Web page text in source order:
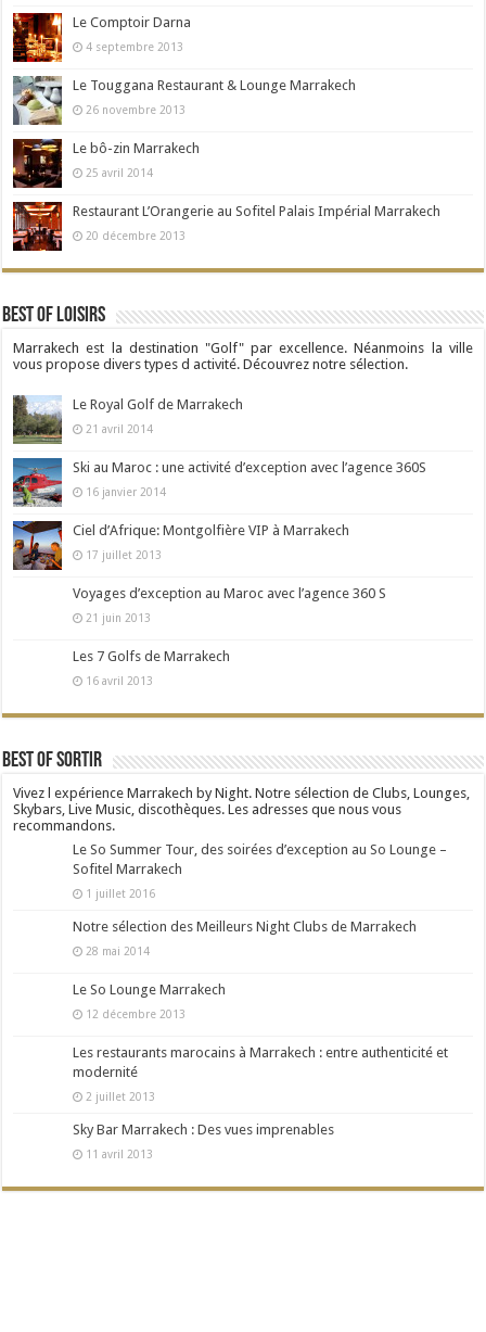
Le Comptoir Darna
4 septembre 2013
Le Touggana Restaurant & Lounge Marrakech
26 novembre 2013
Le bô-zin Marrakech
25 avril 2014
Restaurant L’Orangerie au Sofitel Palais Impérial Marrakech
20 décembre 2013
Best Of Loisirs
Marrakech est la destination "Golf" par excellence. Néanmoins la ville
vous propose divers types d activité. Découvrez notre sélection.
Le Royal Golf de Marrakech
21 avril 2014
Ski au Maroc : une activité d’exception avec l’agence 360S
16 janvier 2014
Ciel d’Afrique: Montgolfière VIP à Marrakech
17 juillet 2013
Voyages d’exception au Maroc avec l’agence 360 S
21 juin 2013
Les 7 Golfs de Marrakech
16 avril 2013
Best Of Sortir
Vivez l expérience Marrakech by Night. Notre sélection de Clubs, Lounges,
Skybars, Live Music, discothèques. Les adresses que nous vous
recommandons.
Le So Summer Tour, des soirées d’exception au So Lounge –
Sofitel Marrakech
1 juillet 2016
Notre sélection des Meilleurs Night Clubs de Marrakech
28 mai 2014
Le So Lounge Marrakech
12 décembre 2013
Les restaurants marocains à Marrakech : entre authenticité et
modernité
2 juillet 2013
Sky Bar Marrakech : Des vues imprenables
11 avril 2013